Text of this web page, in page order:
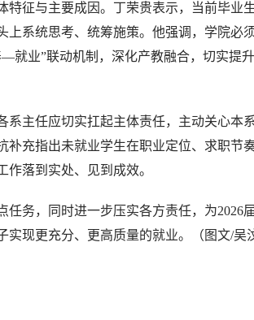
征与主要成因。丁荣贵表示，当前毕业
系统思考、统筹施策。他强调，学院必
业”联动机制，深化产教融合，切实提
主任应切实扛起主体责任，主动关心本
充指出未就业学生在职业定位、求职节
落到实处、见到成效。
务，同时进一步压实各方责任，为2026
现更充分、更高质量的就业。（图文/吴